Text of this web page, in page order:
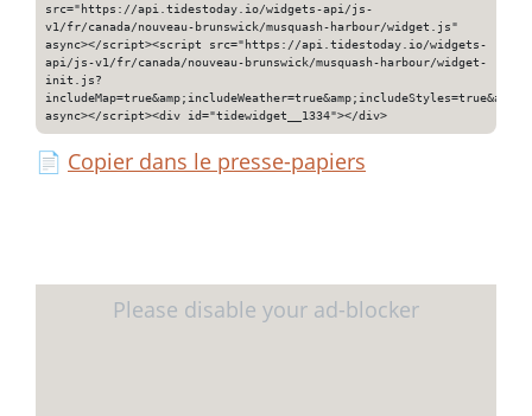
src="https://api.tidestoday.io/widgets-api/js-
v1/fr/canada/nouveau-brunswick/musquash-harbour/widget.js"
async></script><script src="https://api.tidestoday.io/widgets-
api/js-v1/fr/canada/nouveau-brunswick/musquash-harbour/widget-
init.js?
async></script><div id="tidewidget__1334"></div>
📄 Copier dans le presse-papiers